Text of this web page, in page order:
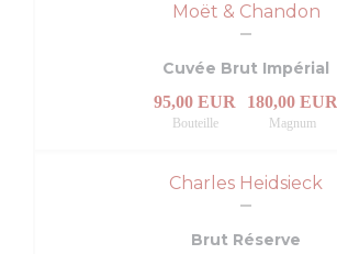
Moët & Chandon
Cuvée Brut Impérial
95,00 EUR
Bouteille
180,00 EUR
Magnum
Charles Heidsieck
Brut Réserve